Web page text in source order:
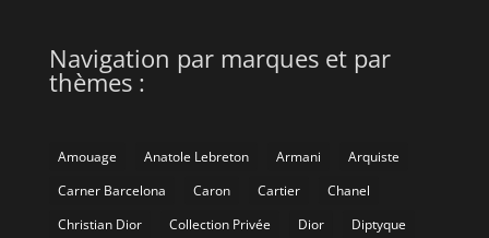
Navigation par marques et par
thèmes :
Amouage Anatole Lebreton Armani
Arquiste
Carner Barcelona
Caron Cartier
Chanel
Christian Dior
Collection Privée Dior
Diptyque